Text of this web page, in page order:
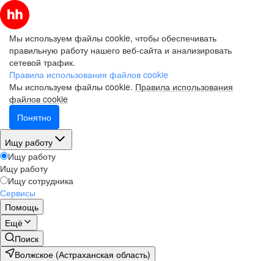
Мы используем файлы cookie, чтобы обеспечивать
правильную работу нашего веб-сайта и анализировать
сетевой трафик.
Правила использования файлов cookie
Мы используем файлы cookie. Правила использования
файлов cookie
Понятно
Ищу работу
Ищу работу
Ищу работу
Ищу сотрудника
Сервисы
Помощь
Ещё
Поиск
Волжское (Астраханская область)